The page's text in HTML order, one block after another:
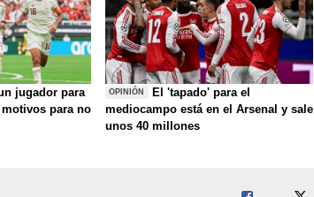
jugador para
para no
OPINIÓN
El 'tapado' para el
mediocampo está en el Arsenal y sale
unos 40 millones